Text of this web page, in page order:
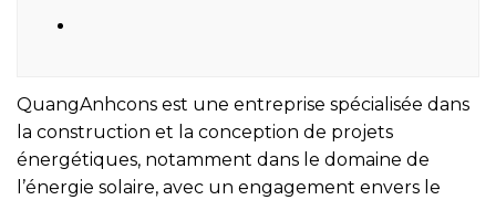
QuangAnhcons est une entreprise spécialisée dans
la construction et la conception de projets
énergétiques, notamment dans le domaine de
l’énergie solaire, avec un engagement envers le